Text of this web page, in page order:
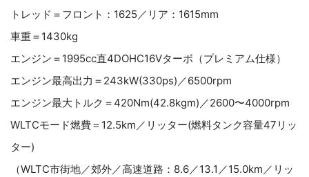
トレッド＝フロント：1625／リア：1615mm
車重＝1430kg
エンジン＝1995cc直4DOHC16Vターボ（プレミアム仕様）
エンジン最高出力＝243kW(330ps)／6500rpm
エンジン最大トルク＝420Nm(42.8kgm)／2600〜4000rpm
WLTCモード燃費＝12.5km／リッター(燃料タンク容量47リッ
ター)
（WLTC市街地／郊外／高速道路：8.6／13.1／15.0km／リッ